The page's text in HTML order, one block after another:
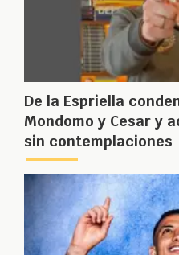
De la Espriella
Mondomo y Cesar y
sin contemplaciones